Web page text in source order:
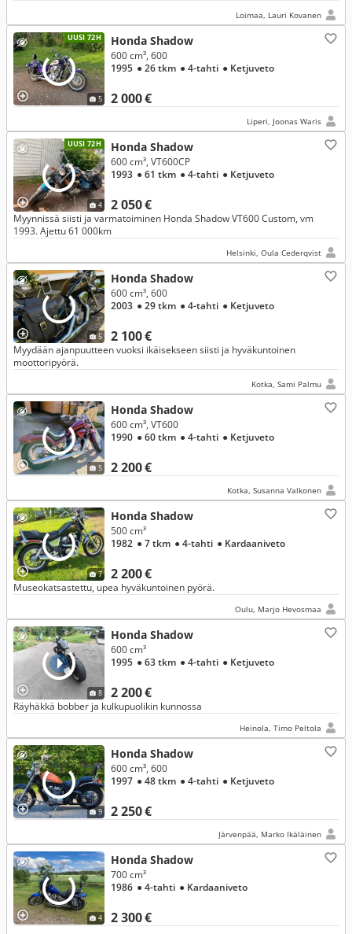
Loimaa, Lauri Kovanen
UUSI 72H
5
Honda Shadow
2 000 €
600 cm³, 600
1995 ● 26 tkm ● 4-tahti ● Ketjuveto
Liperi, Joonas Waris
UUSI 72H
4
Honda Shadow
2 050 €
600 cm³, VT600CP
1993 ● 61 tkm ● 4-tahti ● Ketjuveto
Myynnissä siisti ja varmatoiminen Honda Shadow VT600 Custom, vm
1993. Ajettu 61 000km
Helsinki, Oula Cederqvist
5
Honda Shadow
2 100 €
600 cm³, 600
2003 ● 29 tkm ● 4-tahti ● Ketjuveto
Myydään ajanpuutteen vuoksi ikäisekseen siisti ja hyväkuntoinen
moottoripyörä.
Kotka, Sami Palmu
5
Honda Shadow
2 200 €
600 cm³, VT600
1990 ● 60 tkm ● 4-tahti ● Ketjuveto
Kotka, Susanna Valkonen
7
Honda Shadow
2 200 €
500 cm³
1982 ● 7 tkm ● 4-tahti ● Kardaaniveto
Museokatsastettu, upea hyväkuntoinen pyörä.
Oulu, Marjo Hevosmaa
8
Honda Shadow
2 200 €
600 cm³
1995 ● 63 tkm ● 4-tahti ● Ketjuveto
Räyhäkkä bobber ja kulkupuolikin kunnossa
Heinola, Timo Peltola
9
Honda Shadow
2 250 €
600 cm³, 600
1997 ● 48 tkm ● 4-tahti ● Ketjuveto
Järvenpää, Marko Ikäläinen
4
Honda Shadow
2 300 €
700 cm³
1986 ● 4-tahti ● Kardaaniveto